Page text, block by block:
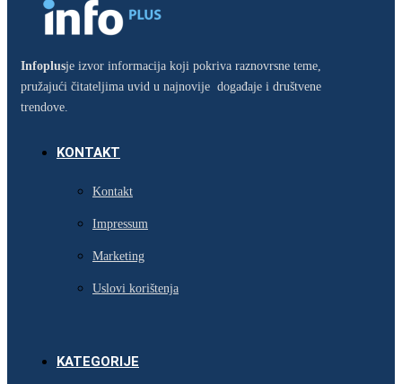
Infoplusje izvor informacija koji pokriva raznovrsne teme,
pružajući čitateljima uvid u najnovije događaje i društvene
trendove.
KONTAKT
Kontakt
Impressum
Marketing
Uslovi korištenja
KATEGORIJE